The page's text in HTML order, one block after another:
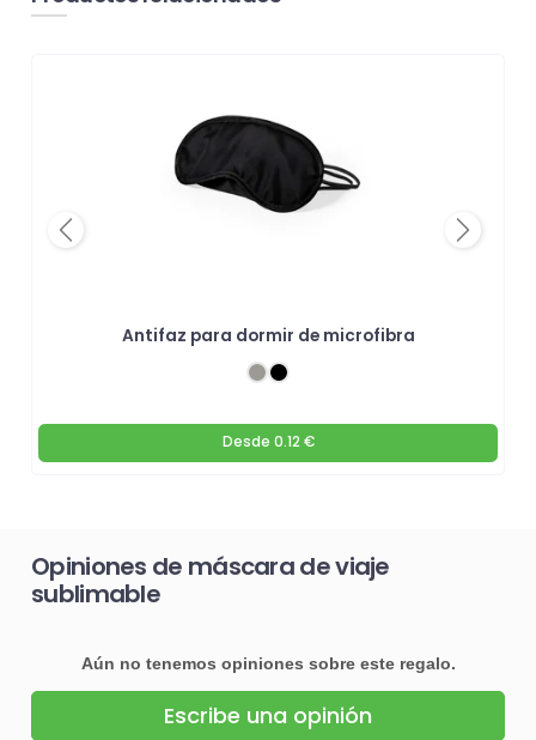
Antifaz para dormir de microfibra
Desde 0.12 €
Previous Next
Opiniones de máscara de viaje
sublimable
Aún no tenemos opiniones sobre este regalo.
Escribe una opinión